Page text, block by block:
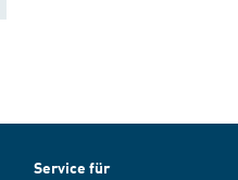
Service für